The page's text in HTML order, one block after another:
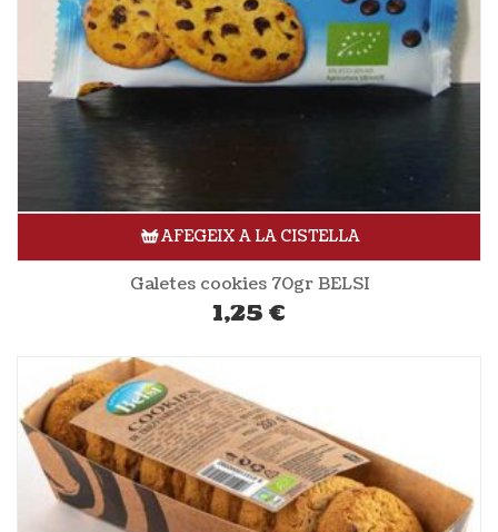
AFEGEIX A LA CISTELLA
Galetes cookies 70gr BELSI
1,25 €